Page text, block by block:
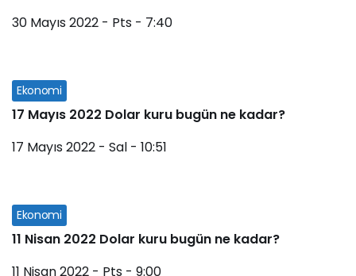
30 Mayıs 2022 - Pts - 7:40
Ekonomi
17 Mayıs 2022 Dolar kuru bugün ne kadar?
17 Mayıs 2022 - Sal - 10:51
Ekonomi
11 Nisan 2022 Dolar kuru bugün ne kadar?
11 Nisan 2022 - Pts - 9:00